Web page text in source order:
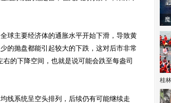
主要经济体的通胀水平开始下滑，导致黄
的抛盘都能引起较大的下跌，这对后市非常
的下降空间，也就是说可能会跌至每盎司
系统呈空头排列，后续仍有可能继续走
桂